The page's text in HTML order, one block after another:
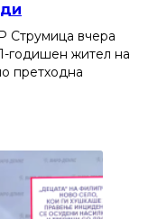
Струмица вчера
годишен жител на
претходна